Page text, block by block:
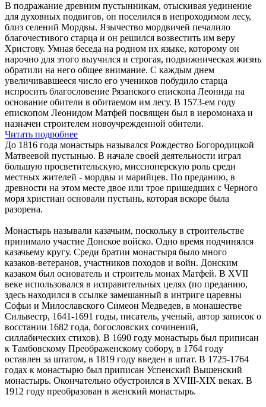
В подражание древним пустынникам, отыскивая уединение
для духовных подвигов, он поселился в непроходимом лесу,
близ селений Мордвы. Язычество мордвичей печалило
благочестивого старца и он решился возвестить им веру
Христову. Умная беседа на родном их языке, которому он
нарочно для этого выучился и строгая, подвижническая жизнь
обратили на него общее внимание. С каждым днем
увеличивавшееся число его учеников побудило старца
испросить благословение Рязанского епископа Леонида на
основание обители в обитаемом им лесу. В 1573-ем году
епископом Леонидом Матфей посвящен был в иеромонаха и
назначен строителем новоучрежденной обители.
Читать подробнее
До 1816 года монастырь назывался Рождество Богородицкой
Матвеевой пустынью. В начале своей деятельности играл
большую просветительскую, миссионерскую роль среди
местных жителей - мордвы и марийцев. По преданию, в
древности на этом месте двое или трое пришедших с Черного
моря христиан основали пустынь, которая вскоре была
разорена.
Монастырь называли казачьим, поскольку в строительстве
принимало участие Донское войско. Одно время подчинялся
казачьему кругу. Среди братии монастыря было много
казаков-ветеранов, участников походов и войн. Донским
казаком был основатель и строитель монах Матфей. В XVII
веке использовался в исправительных целях (по преданию,
здесь находился в ссылке замешанный в интриге царевны
Софьи и Милославского Симеон Медведев, в монашестве
Сильвестр, 1641-1691 годы, писатель, ученый, автор записок о
восстании 1682 года, богословских сочинений,
силлабических стихов). В 1690 году монастырь был приписан
к Тамбовскому Преображенскому собору, в 1764 году
оставлен за штатом, в 1819 году введен в штат. В 1725-1764
годах к монастырю был приписан Успенский Вышенский
монастырь. Окончательно обустроился в XVIII-XIX веках. В
1912 году преобразован в женский монастырь.